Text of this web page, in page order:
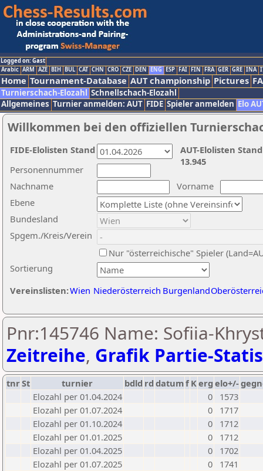
Logged on: Gast
Arabic ARM AZE BIH BUL CAT CHN CRO CZE DEN ENG ESP FAI FIN FRA GER GRE INA
Home Tournament-Database AUT championship Pictures
Turnierschach-Elozahl Schnellschach-Elozahl
Allgemeines Turnier anmelden: AUT FIDE Spieler anmelden Elo
Willkommen bei den offiziellen
Nachname
Vorname
Ebene
Sortierung
Personennummer
Bundesland
Spgem./Kreis/Verein
Nur "österreichische" Spieler
Vereinslisten:Wien Niederösterreich Burgenland
AUT-Elolisten
13.945
FIDE-Elolisten Stand
Pnr:145746 Name: Sofiia-
Zeitreihe, Grafik Partie-
tnrSt turnier bdld rd datumf Kerg elo+/-
Elozahl per 01.04.2024
0
1573
Elozahl per 01.07.2024
0
1717
Elozahl per 01.10.2024
0
1712
Elozahl per 01.01.2025
0
1712
Elozahl per 01.04.2025
0
1702
Elozahl per 01.07.2025
0
1741